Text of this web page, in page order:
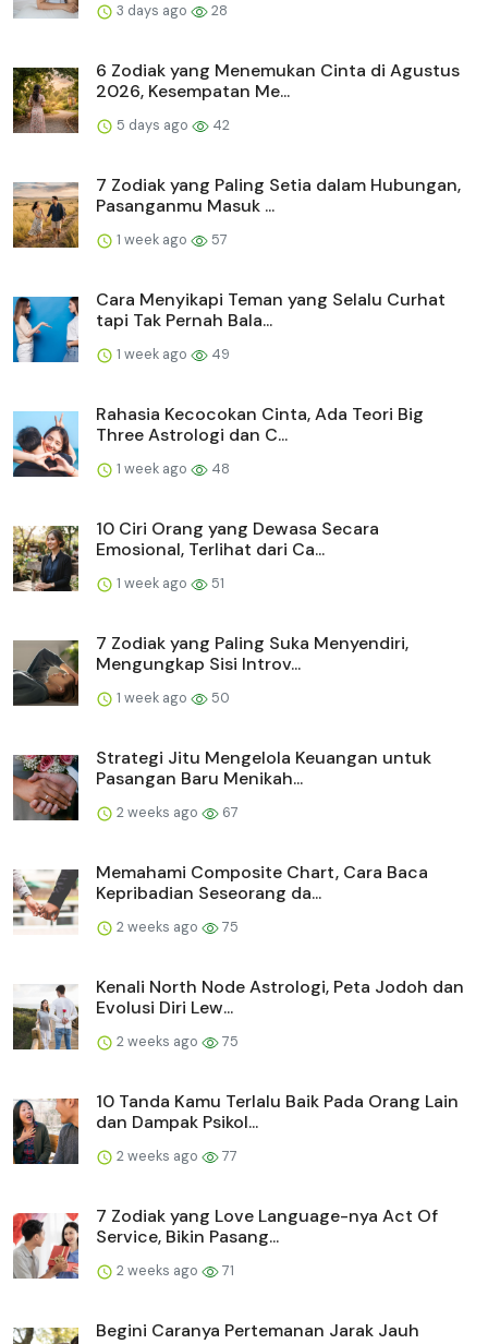
3 days ago 28
6 Zodiak yang Menemukan Cinta di Agustus
2026, Kesempatan Me...
5 days ago 42
7 Zodiak yang Paling Setia dalam Hubungan,
Pasanganmu Masuk ...
1 week ago 57
Cara Menyikapi Teman yang Selalu Curhat
tapi Tak Pernah Bala...
1 week ago 49
Rahasia Kecocokan Cinta, Ada Teori Big
Three Astrologi dan C...
1 week ago 48
10 Ciri Orang yang Dewasa Secara
Emosional, Terlihat dari Ca...
1 week ago 51
7 Zodiak yang Paling Suka Menyendiri,
Mengungkap Sisi Introv...
1 week ago 50
Strategi Jitu Mengelola Keuangan untuk
Pasangan Baru Menikah...
2 weeks ago 67
Memahami Composite Chart, Cara Baca
Kepribadian Seseorang da...
2 weeks ago 75
Kenali North Node Astrologi, Peta Jodoh dan
Evolusi Diri Lew...
2 weeks ago 75
10 Tanda Kamu Terlalu Baik Pada Orang Lain
dan Dampak Psikol...
2 weeks ago 77
7 Zodiak yang Love Language-nya Act Of
Service, Bikin Pasang...
2 weeks ago 71
Begini Caranya Pertemanan Jarak Jauh